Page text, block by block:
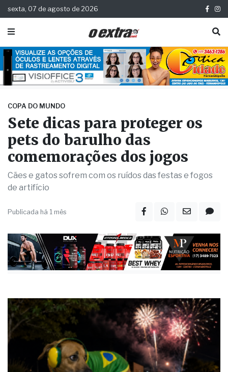
sexta, 07 de agosto de 2026
COPA DO MUNDO
Sete dicas para proteger os
pets do barulho das
comemorações dos jogos
Cães e gatos sofrem com os ruídos das festas e fogos
de artifício
Publicada há 1 mês